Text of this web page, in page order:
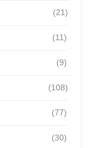
(21)
(11)
(9)
(108)
(77)
(30)